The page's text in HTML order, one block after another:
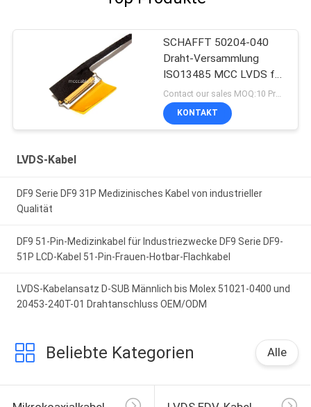
SCHAFFT 50204-040
Draht-Versammlung
ISO13485 MCC LVDS für
medizinischen Lcd-
Monitor mit links
KONTAKT
LVDS-Kabel
DF9 Serie DF9 31P Medizinisches Kabel von industrieller
Qualität
DF9 51-Pin-Medizinkabel für Industriezwecke DF9 Serie DF9-
51P LCD-Kabel 51-Pin-Frauen-Hotbar-Flachkabel
LVDS-Kabelansatz D-SUB Männlich bis Molex 51021-0400 und
20453-240T-01 Drahtanschluss OEM/ODM
Beliebte Kategorien Alle